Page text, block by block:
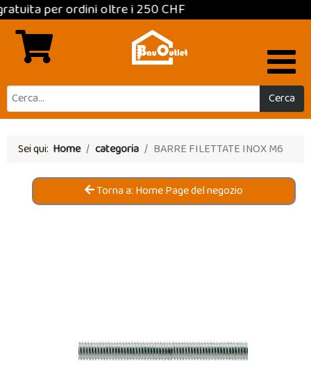
per ordini oltre i 250 CHF
Cerca
Sei qui: Home categoria BARRE FILETTATE INOX M6
Torna a: Home Page del negozio